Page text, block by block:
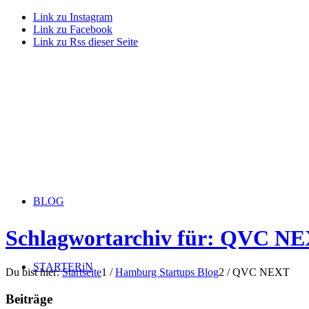
Link zu Instagram
Link zu Facebook
Link zu Rss dieser Seite
BLOG
STARTERiN
Schlagwortarchiv für: QVC
Du bist hier: Startseite1 / Hamburg Startups Blog2 / QVC NEXT
Beiträge